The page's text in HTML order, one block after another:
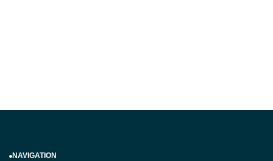
NAVIGATION